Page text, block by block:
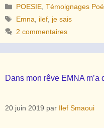
Catégories
POESIE ,Témoignages
Étiquettes
Emna ilef je sais
2 commentaires
Dans mon rêve EMNA
20 juin 2019 par Ilef Smaoui